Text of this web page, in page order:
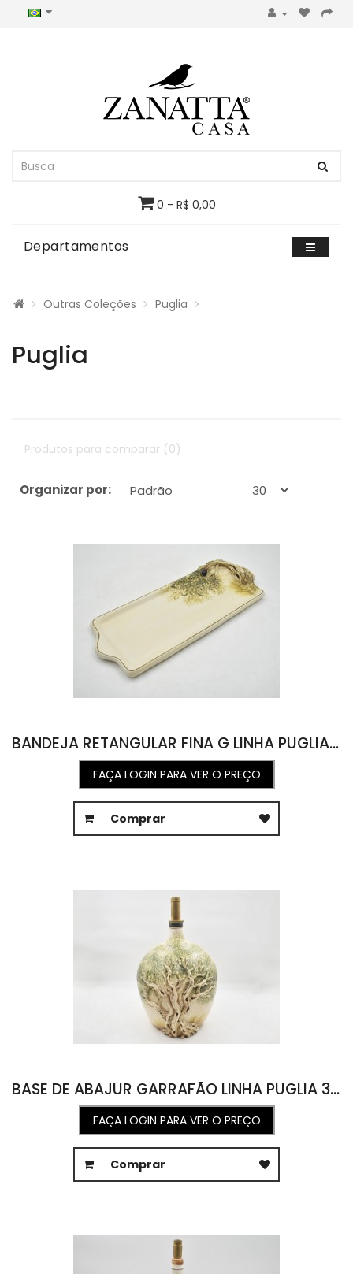
0 - R$ 0,00
Departamentos
Outras Coleções Puglia
Puglia
Produtos para comparar (0)
Organizar por:
BANDEJA RETANGULAR FINA G LINHA PUGLIA 19L X 45,5C X 5A
FAÇA LOGIN PARA VER O PREÇO
Comprar
BASE DE ABAJUR GARRAFÃO LINHA PUGLIA 34,5L X 35C X 54,5A
FAÇA LOGIN PARA VER O PREÇO
Comprar